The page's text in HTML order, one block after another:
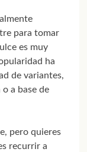
para tomar
es muy
ha
de variantes,
a base de
pero quieres
recurrir a